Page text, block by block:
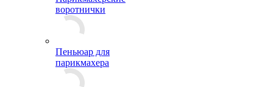
воротнички
Пеньюар для
парикмахера